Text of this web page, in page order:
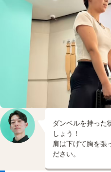
ダンベルを持った
しょう！
肩は下げて胸を張
ださい。